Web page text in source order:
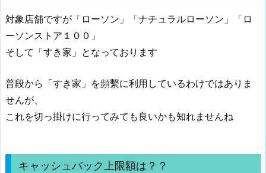
対象店舗ですが「ローソン」「ナチュラルローソン」「ロ
ーソンストア１００」
そして「すき家」となっております
普段から「すき家」を頻繫に利用しているわけではありま
せんが、
これを切っ掛けに行ってみても良いかも知れませんね
キャッシュバック上限額は？？